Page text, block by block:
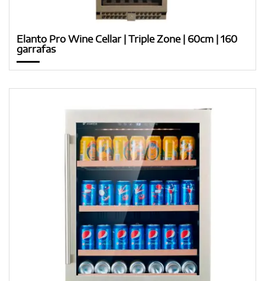
Elanto Pro Wine Cellar | Triple Zone | 60cm | 160
garrafas